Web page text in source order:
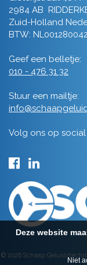
2984 AB
Zuid-Holland
BTW:
Geef een belletje:
010 - 476 31 32
Stuur een mailtje:
Volg ons op social
© 2026 Schaap
Deze website
Niet